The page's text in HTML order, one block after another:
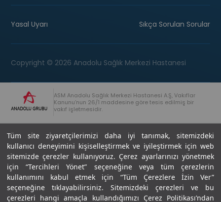
Tüm site ziyaretçilerimizi daha iyi tanımak, sitemizdeki
kullanıcı deneyimini kişiselleştirmek ve iyileştirmek için web
sitemizde çerezler kullanıyoruz. Çerez ayarlarınızı yönetmek
için “Tercihleri Yönet” seçeneğine veya tüm çerezlerin
kullanımını kabul etmek için “Tüm Çerezlere İzin Ver”
seçeneğine tıklayabilirsiniz. Sitemizdeki çerezleri ve bu
çerezleri hangi amaçla kullandığımızı Çerez Politikası’ndan
Yasal Uyarı Sıkça Sorulan Sorular
Copyright © 2026 Anadolu Sağlık Merkezi Hastanesi
ASM Anadolu Sağlık Merkezi Hastanesi A.Ş, Vakıflar
Kanunu’nun 26/1 maddesine göre tesis edilmiş bir
vakıf işletmesidir.
Anadolu Grubu Danışma Hattı +90 (262) 678 54 00
Son Güncellenme: 07.07.2026